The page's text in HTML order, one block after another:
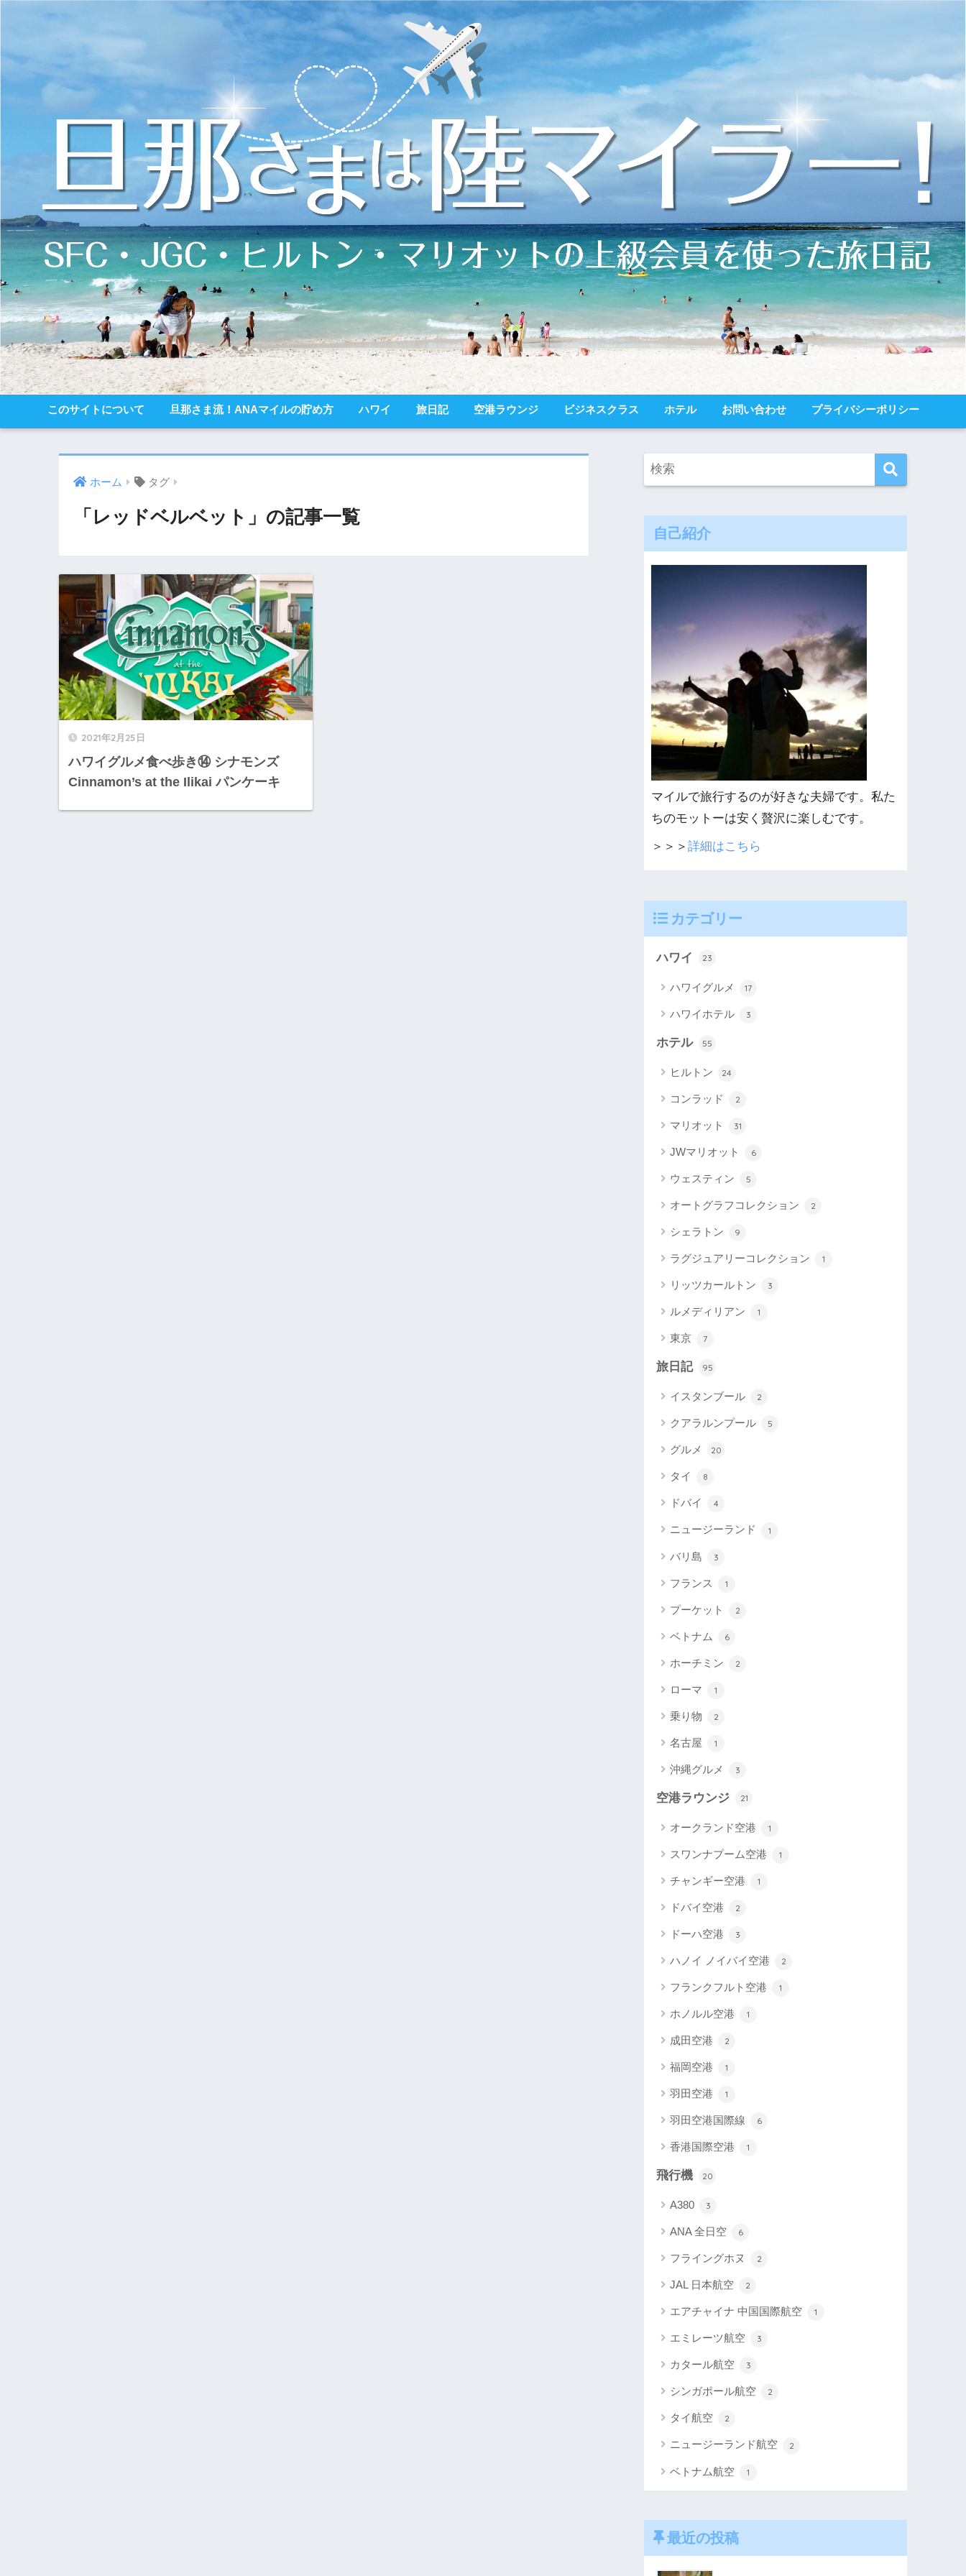
このサイトについて 旦那さま流！ANAマイルの貯め方 ハワイ 旅日記 空港ラウンジ ビジネスクラス ホテル お問い合わせ プライバシーポリシー
ホーム タグ
「レッドベルベット」の記事一覧
2021年2月25日
ハワイグルメ食べ歩き⑭ シナモンズ
Cinnamon’s at the Ilikai パンケーキ
自己紹介
マイルで旅行するのが好きな夫婦です。私た
ちのモットーは安く贅沢に楽しむです。
＞＞＞詳細はこちら
カテゴリー
ハワイ 23
ハワイグルメ 17
ハワイホテル 3
ホテル 55
ヒルトン 24
コンラッド 2
マリオット 31
JWマリオット 6
ウェスティン 5
オートグラフコレクション 2
シェラトン 9
ラグジュアリーコレクション 1
リッツカールトン 3
ルメディリアン 1
東京 7
旅日記 95
イスタンブール 2
クアラルンプール 5
グルメ 20
タイ 8
ドバイ 4
ニュージーランド 1
バリ島 3
フランス 1
プーケット 2
ベトナム 6
ホーチミン 2
ローマ 1
乗り物 2
名古屋 1
沖縄グルメ 3
空港ラウンジ 21
オークランド空港 1
スワンナプーム空港 1
チャンギー空港 1
ドバイ空港 2
ドーハ空港 3
ハノイ ノイバイ空港 2
フランクフルト空港 1
ホノルル空港 1
成田空港 2
福岡空港 1
羽田空港 1
羽田空港国際線 6
香港国際空港 1
飛行機 20
A380 3
ANA 全日空 6
フライングホヌ 2
JAL 日本航空 2
エアチャイナ 中国国際航空 1
エミレーツ航空 3
カタール航空 3
シンガポール航空 2
タイ航空 2
ニュージーランド航空 2
ベトナム航空 1
最近の投稿